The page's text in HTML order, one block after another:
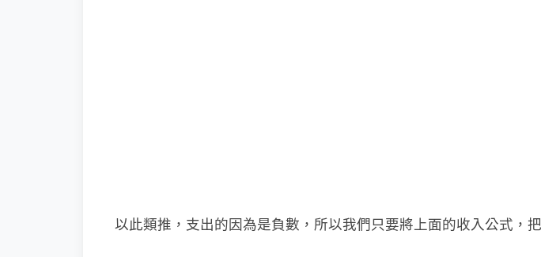
以此類推，支出的因為是負數，所以我們只要將上面的收入公式，